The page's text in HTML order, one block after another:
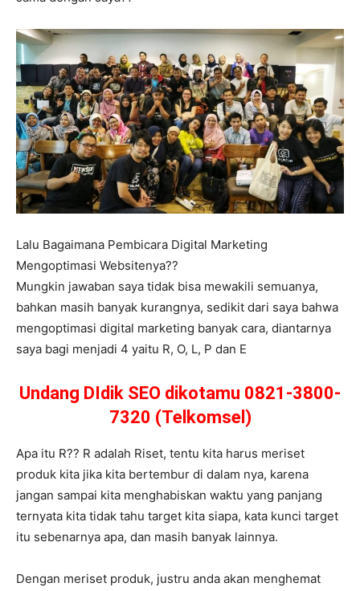
Lalu Bagaimana Pembicara Digital Marketing
Mengoptimasi Websitenya??
Mungkin jawaban saya tidak bisa mewakili semuanya,
bahkan masih banyak kurangnya, sedikit dari saya bahwa
mengoptimasi digital marketing banyak cara, diantarnya
saya bagi menjadi 4 yaitu R, O, L, P dan E
Undang DIdik SEO dikotamu 0821-3800-
7320 (Telkomsel)
Apa itu R?? R adalah Riset, tentu kita harus meriset
produk kita jika kita bertembur di dalam nya, karena
jangan sampai kita menghabiskan waktu yang panjang
ternyata kita tidak tahu target kita siapa, kata kunci target
itu sebenarnya apa, dan masih banyak lainnya.
Dengan meriset produk, justru anda akan menghemat